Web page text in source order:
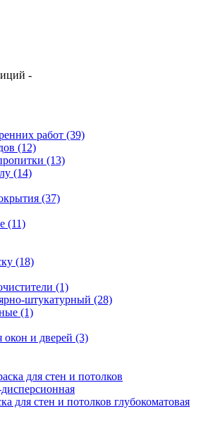
-
работ (39)
(12)
(13)
(14)
(37)
(11)
(18)
(1)
штукатурный (28)
(1)
окон и дверей (3)
для стен и потолков глубокоматовая